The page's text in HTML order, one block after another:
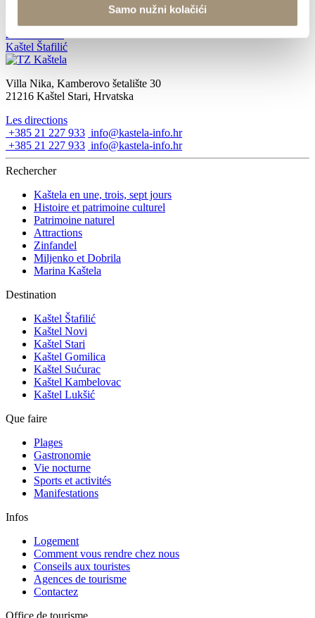
Samo nužni kolačići
JAZZ COLOR CONCERT
25 août 2022
Kaštel Štafilić
Villa Nika, Kamberovo šetalište 30
21216 Kaštel Stari, Hrvatska
Les directions
+385 21 227 933 info@kastela-info.hr
+385 21 227 933 info@kastela-info.hr
Rechercher
Kaštela en une, trois, sept jours
Histoire et patrimoine culturel
Patrimoine naturel
Attractions
Zinfandel
Miljenko et Dobrila
Marina Kaštela
Destination
Kaštel Štafilić
Kaštel Novi
Kaštel Stari
Kaštel Gomilica
Kaštel Sućurac
Kaštel Kambelovac
Kaštel Lukšić
Que faire
Plages
Gastronomie
Vie nocturne
Sports et activités
Manifestations
Infos
Logement
Comment vous rendre chez nous
Conseils aux touristes
Agences de tourisme
Contactez